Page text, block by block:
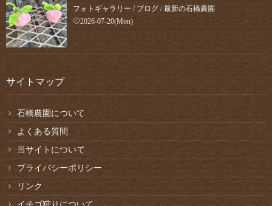
フォトギャラリー / ブログ/最新の石橋農園
2026-07-20(Mon)
サイトマップ
石橋農園について
よくある質問
当サイトについて
プライバシーポリシー
リンク